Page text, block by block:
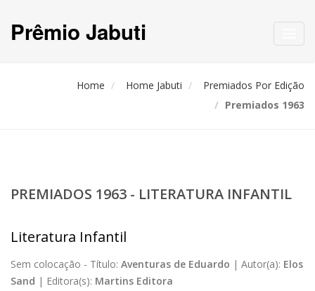
Prêmio Jabuti
Home Home Jabuti
Premiados Por Edição
Premiados 1963
PREMIADOS 1963 - LITERATURA INFANTIL
Literatura Infantil
Sem colocação - Título: Aventuras de Eduardo | Autor(a): Elos
Sand | Editora(s): Martins Editora